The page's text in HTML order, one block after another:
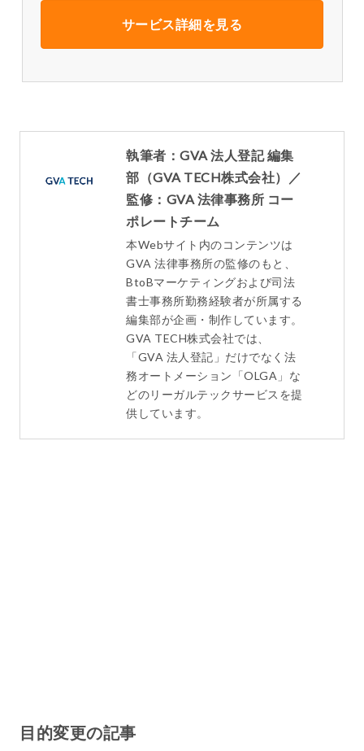
サービス詳細を見る
執筆者：GVA 法人登記 編集
部（GVA TECH株式会社）／
監修：GVA 法律事務所 コー
ポレートチーム
本Webサイト内のコンテンツは
GVA 法律事務所の監修のもと、
BtoBマーケティングおよび司法
書士事務所勤務経験者が所属する
編集部が企画・制作しています。
GVA TECH株式会社では、
「GVA 法人登記」だけでなく法
務オートメーション「OLGA」な
どのリーガルテックサービスを提
供しています。
目的変更の記事